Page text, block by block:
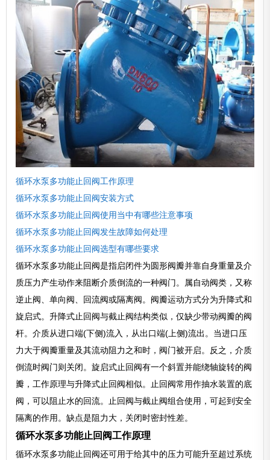
循环水泵多功能止回阀工作原理
循环水泵多功能止回阀安装方式
循环水泵多功能止回阀使用当中有哪些注意事项
循环水泵多功能止回阀发生故障如何处理
循环水泵多功能止回阀选型有哪些要求
循环水泵多功能止回阀是指启闭件为圆形阀瓣并靠自身重量及介
质压力产生动作来阻断介质倒流的一种阀门。属自动阀类，又称
逆止阀、单向阀、回流阀或隔离阀。阀瓣运动方式分为升降式和
旋启式。升降式止回阀与截止阀结构类似，仅缺少带动阀瓣的阀
杆。介质从进口端(下侧)流入，从出口端(上侧)流出。当进口压
力大于阀瓣重量及其流动阻力之和时，阀门被开启。反之，介质
倒流时阀门则关闭。旋启式止回阀有一个斜置并能绕轴旋转的阀
瓣，工作原理与升降式止回阀相似。止回阀常用作抽水装置的底
阀，可以阻止水的回流。止回阀与截止阀组合使用，可起到安全
隔离的作用。缺点是阻力大，关闭时密封性差。
循环水泵多功能止回阀工作原理
循环水泵多功能止回阀还可用于给其中的压力可能升至超过系统